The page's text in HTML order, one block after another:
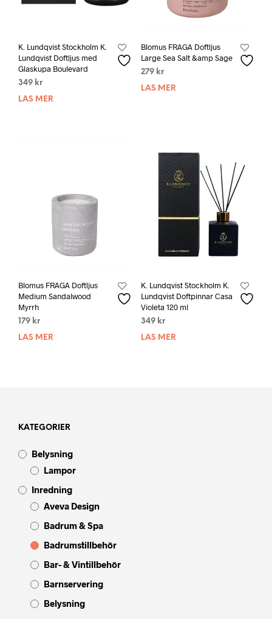
K. Lundqvist Stockholm K.
Lundqvist Doftljus med
Glaskupa Boulevard
349 kr
LÄS MER
Blomus FRAGA Doftljus
Large Sea Salt &amp Sage
279 kr
LÄS MER
Blomus FRAGA Doftljus
Medium Sandalwood
Myrrh
179 kr
LÄS MER
K. Lundqvist Stockholm K.
Lundqvist Doftpinnar Casa
Violeta 120 ml
349 kr
LÄS MER
KATEGORIER
Belysning
Lampor
Inredning
Aveva Design
Badrum & Spa
Badrumstillbehör
Bar- & Vintillbehör
Barnservering
Belysning